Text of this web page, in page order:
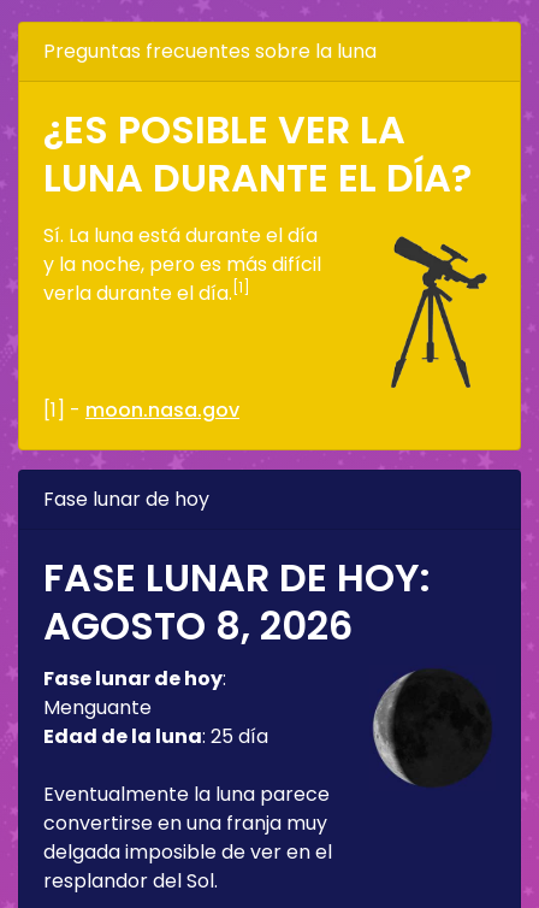
Preguntas frecuentes sobre la luna
¿ES POSIBLE VER LA
LUNA DURANTE EL DÍA?
Sí. La luna está durante el día
y la noche, pero es más difícil
verla durante el día. [1]
[1] - moon.nasa.gov
Fase lunar de hoy
FASE LUNAR DE HOY:
AGOSTO 8, 2026
Fase lunar de hoy:
Menguante
Edad de la luna: 25 día
Eventualmente la luna parece
convertirse en una franja muy
delgada imposible de ver en el
resplandor del Sol.